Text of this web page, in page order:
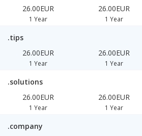
26.00EUR
1 Year
26.00EUR
1 Year
.tips
26.00EUR
1 Year
26.00EUR
1 Year
.solutions
26.00EUR
1 Year
26.00EUR
1 Year
.company